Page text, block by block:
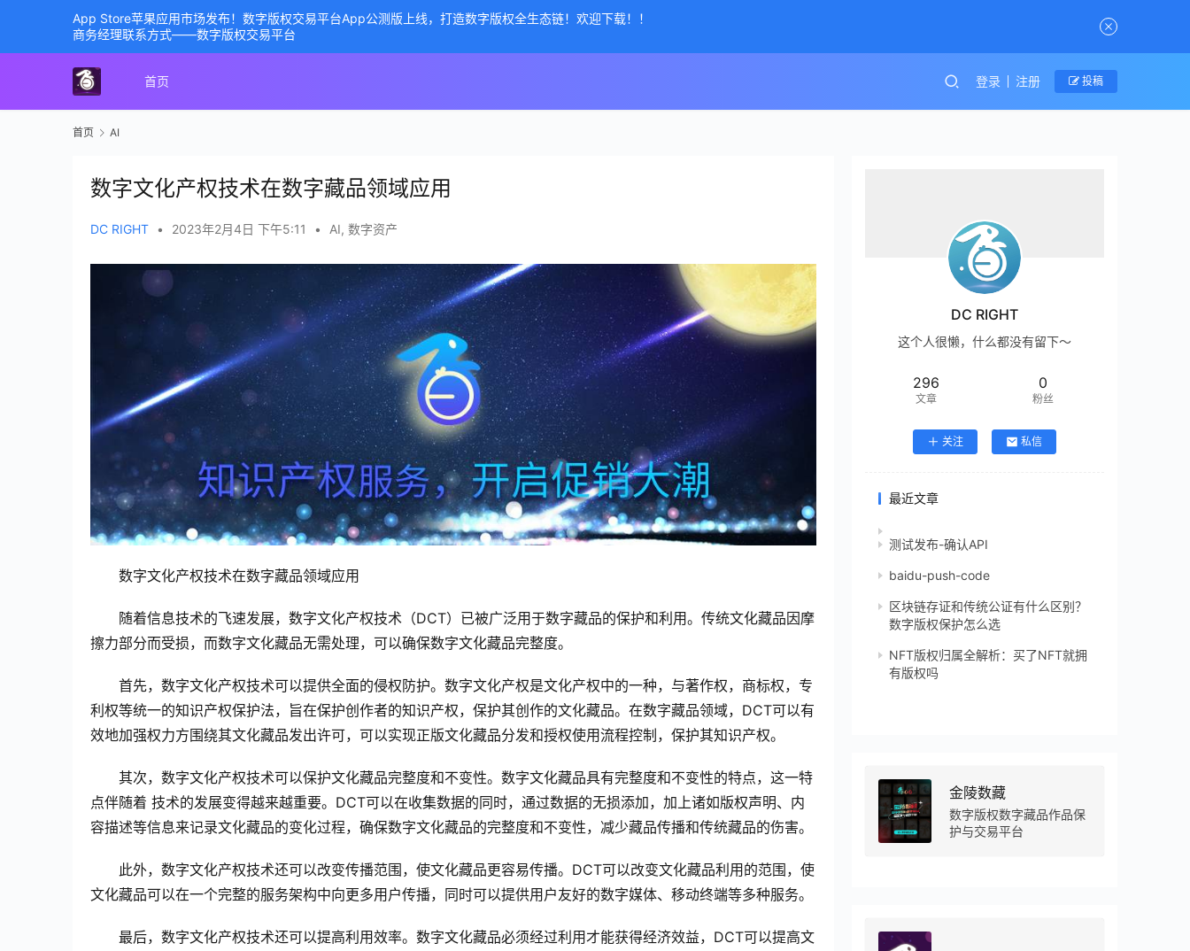
首页 登录 注册 投稿
首页 AI
数字文化产权技术在数字藏品领域应用
DC RIGHT • 2023年2月4日 下午5:11 • AI, 数字资产
数字文化产权技术在数字藏品领域应用
随着信息技术的飞速发展，数字文化产权技术（DCT）已被广泛用于数字藏品的保护和利用。传统文化藏品因摩
擦力部分而受损，而数字文化藏品无需处理，可以确保数字文化藏品完整度。
首先，数字文化产权技术可以提供全面的侵权防护。数字文化产权是文化产权中的一种，与著作权，商标权，专
利权等统一的知识产权保护法，旨在保护创作者的知识产权，保护其创作的文化藏品。在数字藏品领域，DCT可以有
效地加强权力方围绕其文化藏品发出许可，可以实现正版文化藏品分发和授权使用流程控制，保护其知识产权。
其次，数字文化产权技术可以保护文化藏品完整度和不变性。数字文化藏品具有完整度和不变性的特点，这一特
点伴随着 技术的发展变得越来越重要。DCT可以在收集数据的同时，通过数据的无损添加，加上诸如版权声明、内
容描述等信息来记录文化藏品的变化过程，确保数字文化藏品的完整度和不变性，减少藏品传播和传统藏品的伤害。
此外，数字文化产权技术还可以改变传播范围，使文化藏品更容易传播。DCT可以改变文化藏品利用的范围，使
文化藏品可以在一个完整的服务架构中向更多用户传播，同时可以提供用户友好的数字媒体、移动终端等多种服务。
最后，数字文化产权技术还可以提高利用效率。数字文化藏品必须经过利用才能获得经济效益，DCT可以提高文
DC RIGHT
这个人很懒，什么都没有留下～
296
文章
0
粉丝
关注 私信
最近文章
测试发布-确认API
baidu-push-code
区块链存证和传统公证有什么区别？
数字版权保护怎么选
NFT版权归属全解析：买了NFT就拥
有版权吗
金陵数藏
数字版权数字藏品作品保
护与交易平台
App Store苹果应用市场发布！数字版权交易平台App公测版上线，打造数字版权全生态链！欢迎下载！！
商务经理联系方式——数字版权交易平台